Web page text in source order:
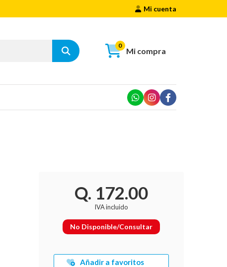
Mi cuenta
Mi compra
0
Q. 172.00
IVA incluido
No Disponible/Consultar
Añadir a favoritos